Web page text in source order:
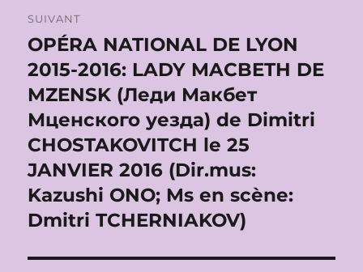
SUIVANT
Publication
suivante :
OPÉRA NATIONAL DE LYON
2015-2016: LADY MACBETH DE
MZENSK (Леди Макбет
Мценского уезда) de Dimitri
CHOSTAKOVITCH le 25
JANVIER 2016 (Dir.mus:
Kazushi ONO; Ms en scène:
Dmitri TCHERNIAKOV)